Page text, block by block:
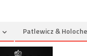
Patlewicz &